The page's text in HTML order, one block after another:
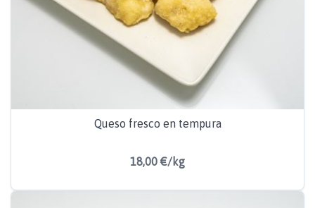
Queso fresco en tempura
18,00 €/kg